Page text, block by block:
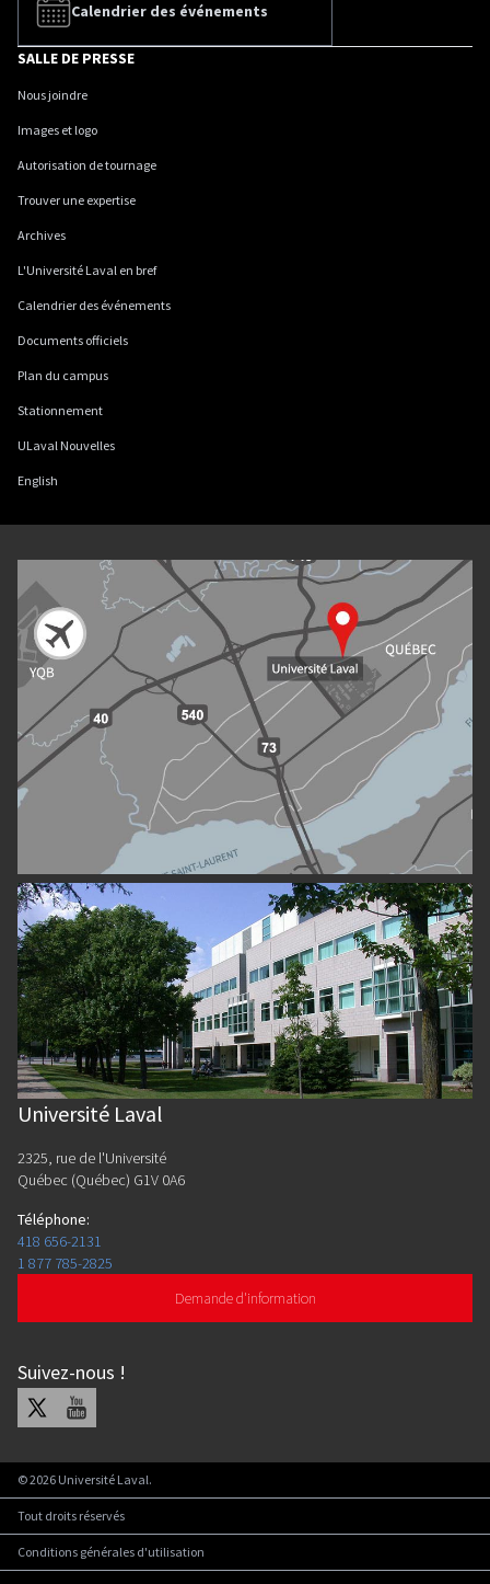
Calendrier des événements
SALLE DE PRESSE
Nous joindre
Images et logo
Autorisation de tournage
Trouver une expertise
Archives
L'Université Laval en bref
Calendrier des événements
Documents officiels
Plan du campus
Stationnement
ULaval Nouvelles
English
Université Laval
2325, rue de l'Université
Québec (Québec) G1V 0A6
Téléphone:
418 656-2131
1 877 785-2825
Demande d'information
Suivez-nous !
Youtube
©2026 Université Laval.
Tout droits réservés
Conditions générales d'utilisation